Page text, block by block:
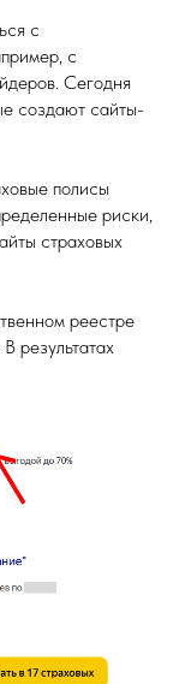
с
с
Сегодня
создают сайты-
полисы
риски,
страховых
реестре
результатах